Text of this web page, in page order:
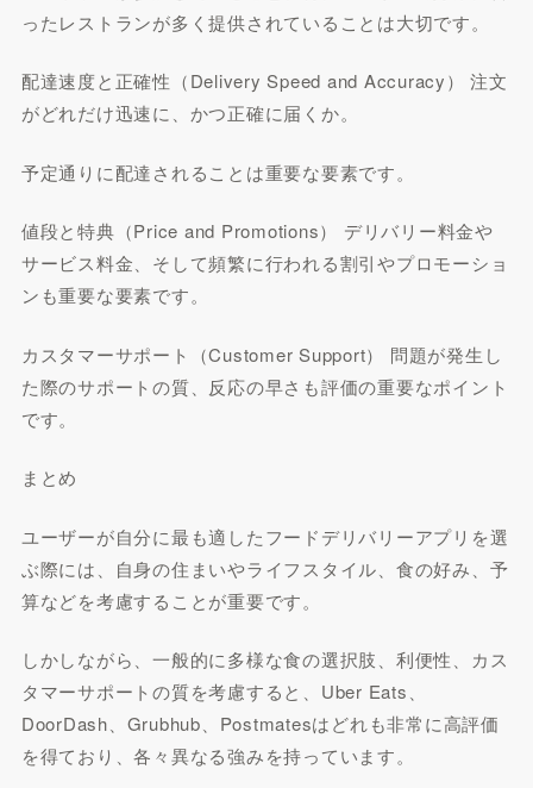
ったレストランが多く提供されていることは大切です。
配達速度と正確性（Delivery Speed and Accuracy） 注文
がどれだけ迅速に、かつ正確に届くか。
予定通りに配達されることは重要な要素です。
値段と特典（Price and Promotions） デリバリー料金や
サービス料金、そして頻繁に行われる割引やプロモーショ
ンも重要な要素です。
カスタマーサポート（Customer Support） 問題が発生し
た際のサポートの質、反応の早さも評価の重要なポイント
です。
まとめ
ユーザーが自分に最も適したフードデリバリーアプリを選
ぶ際には、自身の住まいやライフスタイル、食の好み、予
算などを考慮することが重要です。
しかしながら、一般的に多様な食の選択肢、利便性、カス
タマーサポートの質を考慮すると、Uber Eats、
DoorDash、Grubhub、Postmatesはどれも非常に高評価
を得ており、各々異なる強みを持っています。